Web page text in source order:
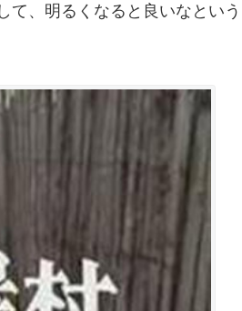
て、明るくなると良いなという